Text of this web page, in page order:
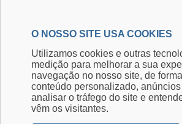
FBC
IBRACON
Siga-nos
O NOSSO SITE USA COOKIES
Utilizamos cookies e outras
medição para melhorar a sua
navegação no nosso site, de
conteúdo personalizado,
analisar o tráfego do site e
vêm os visitantes.